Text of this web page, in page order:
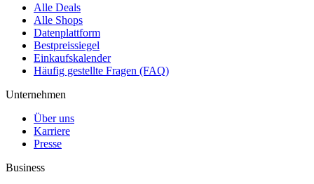
Alle Deals
Alle Shops
Datenplattform
Bestpreissiegel
Einkaufskalender
Häufig gestellte Fragen (FAQ)
Unternehmen
Über uns
Karriere
Presse
Business